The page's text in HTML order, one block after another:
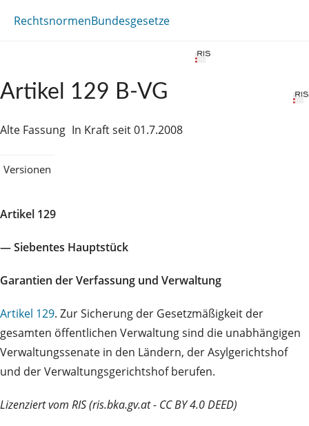
RechtsnormenBundesgesetze
Artikel 129 B-VG
Alte Fassung In Kraft seit 01.7.2008
Versionen
Artikel 129
— Siebentes Hauptstück
Garantien der Verfassung und Verwaltung
Artikel 129. Zur Sicherung der Gesetzmäßigkeit der
gesamten öffentlichen Verwaltung sind die unabhängigen
Verwaltungssenate in den Ländern, der Asylgerichtshof
und der Verwaltungsgerichtshof berufen.
Lizenziert vom RIS (ris.bka.gv.at - CC BY 4.0 DEED)